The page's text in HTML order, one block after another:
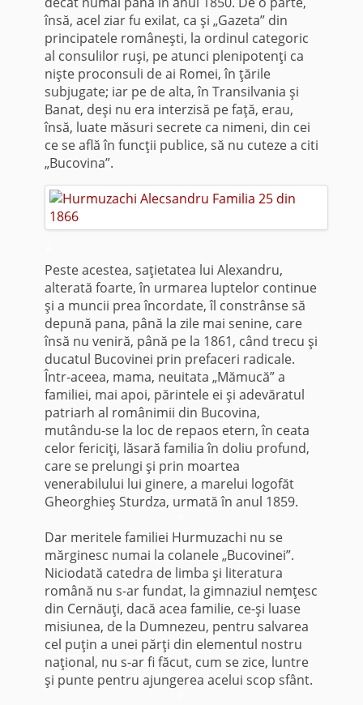
însă, acel ziar fu exilat, ca şi „Gazeta” din
principatele româneşti, la ordinul categoric
al consulilor ruşi, pe atunci plenipotenţi ca
nişte proconsuli de ai Romei, în ţările
subjugate; iar pe de alta, în Transilvania şi
Banat, deşi nu era interzisă pe faţă, erau,
însă, luate măsuri secrete ca nimeni, din cei
ce se află în funcţii publice, să nu cuteze a citi
„Bucovina”.
Peste acestea, saţietatea lui Alexandru,
alterată foarte, în urmarea luptelor continue
şi a muncii prea încordate, îl constrânse să
depună pana, până la zile mai senine, care
însă nu veniră, până pe la 1861, când trecu şi
ducatul Bucovinei prin prefaceri radicale.
Într-aceea, mama, neuitata „Mămucă” a
familiei, mai apoi, părintele ei şi adevăratul
patriarh al românimii din Bucovina,
mutându-se la loc de repaos etern, în ceata
celor fericiţi, lăsară familia în doliu profund,
care se prelungi şi prin moartea
venerabilului lui ginere, a marelui logofăt
Gheorghieş Sturdza, urmată în anul 1859.
Dar meritele familiei Hurmuzachi nu se
mărginesc numai la colanele „Bucovinei”.
Niciodată catedra de limba şi literatura
română nu s-ar fundat, la gimnaziul nemţesc
din Cernăuţi, dacă acea familie, ce-şi luase
misiunea, de la Dumnezeu, pentru salvarea
cel puţin a unei părţi din elementul nostru
naţional, nu s-ar fi făcut, cum se zice, luntre
şi punte pentru ajungerea acelui scop sfânt.